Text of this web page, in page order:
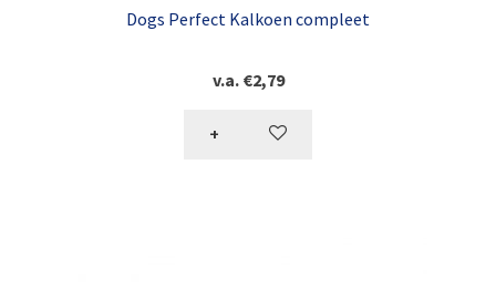
Dogs Perfect Kalkoen compleet
v.a. €2,79
+